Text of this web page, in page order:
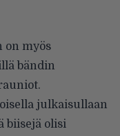
on myös
bändin
julkaisullaan
biisejä olisi